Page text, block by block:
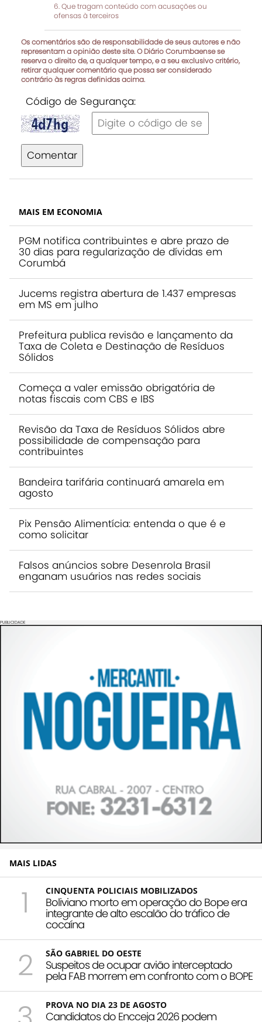
Que tragam conteúdo com acusações ou
ofensas à terceiros
Os comentários são de responsabilidade de seus autores e não
representam a opinião deste site. O Diário Corumbaense se
reserva o direito de, a qualquer tempo, e a seu exclusivo critério,
retirar qualquer comentário que possa ser considerado
contrário às regras definidas acima.
Código de Segurança:
Comentar
MAIS EM ECONOMIA
PGM notifica contribuintes e abre prazo de
30 dias para regularização de dívidas em
Corumbá
Jucems registra abertura de 1.437 empresas
em MS em julho
Prefeitura publica revisão e lançamento da
Taxa de Coleta e Destinação de Resíduos
Sólidos
Começa a valer emissão obrigatória de
notas fiscais com CBS e IBS
Revisão da Taxa de Resíduos Sólidos abre
possibilidade de compensação para
contribuintes
Bandeira tarifária continuará amarela em
agosto
Pix Pensão Alimentícia: entenda o que é e
como solicitar
Falsos anúncios sobre Desenrola Brasil
enganam usuários nas redes sociais
PUBLICIDADE
MAIS LIDAS
1 CINQUENTA POLICIAIS MOBILIZADOS
Boliviano morto em operação do Bope era
integrante de alto escalão do tráfico de
cocaína
2 SÃO GABRIEL DO OESTE
Suspeitos de ocupar avião interceptado
pela FAB morrem em confronto com o BOPE
PROVA NO DIA 23 DE AGOSTO
Candidatos do Encceja 2026 podem